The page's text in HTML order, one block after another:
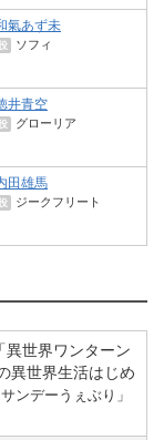
氣あず未
ソフィ
井青空
グローリア
田雄馬
ジークフリート
異世界ワンターン
異世界生活はじめ
ンデーうぇぶり」